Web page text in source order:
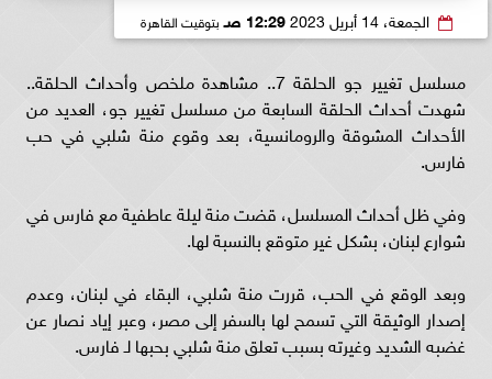
الجمعة، 14 أبريل 2023 12:29 صـ بتوقيت القاهرة
مسلسل تغيير جو الحلقة 7.. مشاهدة ملخص وأحداث الحلقة..
شهدت أحداث الحلقة السابعة من مسلسل تغيير جو، العديد من
الأحداث المشوقة والرومانسية، بعد وقوع منة شلبي في حب
فارس.
وفي ظل أحداث المسلسل، قضت منة ليلة عاطفية مع فارس في
شوارع لبنان، بشكل غير متوقع بالنسبة لها.
وبعد الوقع في الحب، قررت منة شلبي، البقاء في لبنان، وعدم
إصدار الوثيقة التي تسمح لها بالسفر إلى مصر، وعبر إياد نصار عن
غضبه الشديد وغيرته بسبب تعلق منة شلبي بحبها لـ فارس.